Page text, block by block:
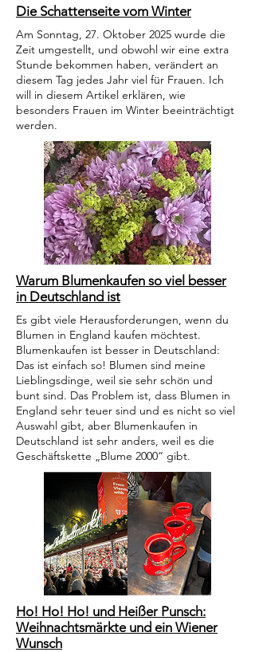
Die Schattenseite vom Winter
Am Sonntag, 27. Oktober 2025 wurde die
Zeit umgestellt, und obwohl wir eine extra
Stunde bekommen haben, verändert an
diesem Tag jedes Jahr viel für Frauen. Ich
will in diesem Artikel erklären, wie
besonders Frauen im Winter beeinträchtigt
werden.
Warum Blumenkaufen so viel besser
in Deutschland ist
Es gibt viele Herausforderungen, wenn du
Blumen in England kaufen möchtest.
Blumenkaufen ist besser in Deutschland:
Das ist einfach so! Blumen sind meine
Lieblingsdinge, weil sie sehr schön und
bunt sind. Das Problem ist, dass Blumen in
England sehr teuer sind und es nicht so viel
Auswahl gibt, aber Blumenkaufen in
Deutschland ist sehr anders, weil es die
Geschäftskette „Blume 2000“ gibt.
Ho! Ho! Ho! und Heißer Punsch:
Weihnachtsmärkte und ein Wiener
Wunsch